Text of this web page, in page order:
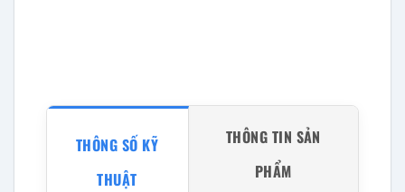
THÔNG SỐ KỸ
THUẬT
THÔNG TIN SẢN
PHẨM